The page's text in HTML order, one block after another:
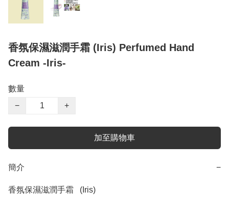
香氛保濕滋潤手霜 (Iris) Perfumed Hand
Cream -Iris-
數量
−
+
加至購物車
簡介 −
香氛保濕滋潤手霜   (Iris)